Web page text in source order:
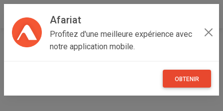
Afariat
Profitez d'une meilleure expérience avec
notre application mobile.
OBTENIR
Accueil Recherche Grand Tunis